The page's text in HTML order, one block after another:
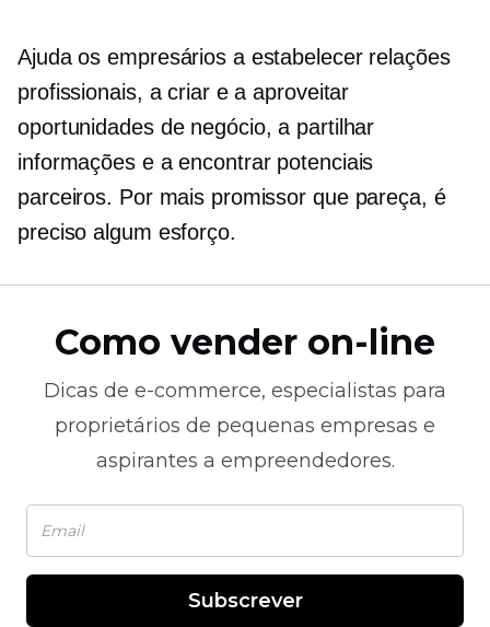
Ajuda os empresários a estabelecer relações
profissionais, a criar e a aproveitar
oportunidades de negócio, a partilhar
informações e a encontrar potenciais
parceiros. Por mais promissor que pareça, é
preciso algum esforço.
Como vender on-line
Dicas de e-commerce, especialistas para
proprietários de pequenas empresas e
aspirantes a empreendedores.
Subscrever